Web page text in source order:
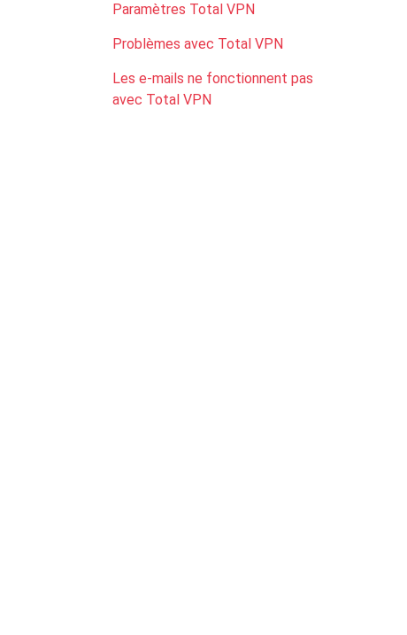
Paramètres Total VPN
Problèmes avec Total VPN
Les e-mails ne fonctionnent pas
avec Total VPN